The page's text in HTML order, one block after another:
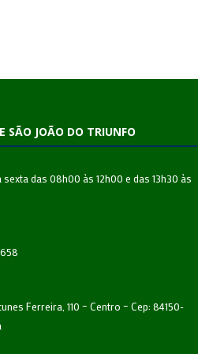
SÃO JOÃO DO TRIUNFO
sexta das 08h00 às 12h00 e das 13h30 às
Ferreira, 110 – Centro – Cep: 84150-